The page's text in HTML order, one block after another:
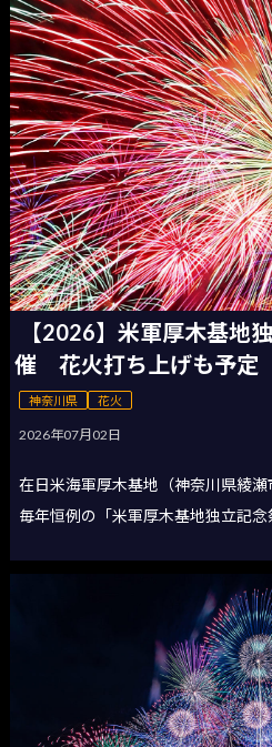
【2026】米軍厚木基地
催 花火打ち上げも予定
神奈川県 花火
2026年07月02日
在日米海軍厚木基地（神奈川県綾
毎年恒例の「米軍厚木基地独立記念